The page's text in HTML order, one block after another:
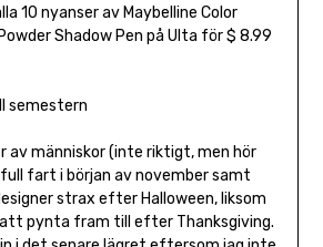
10 nyanser av Maybelline Color
Shadow Pen på Ulta för $ 8.99
semestern
av människor (inte riktigt, men hör
fart i början av november samt
strax efter Halloween, liksom
pynta fram till efter Thanksgiving.